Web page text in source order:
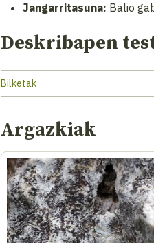
Jangarritasuna: Balio
Deskribapen
Bilketak
Argazkiak